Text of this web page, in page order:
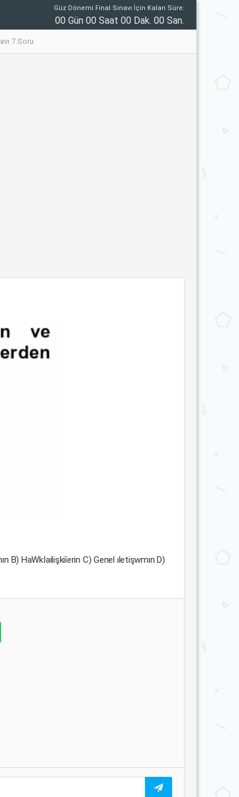
Güz Dönemi Final Sınavı İçin Kalan Süre:
00 Gün 00 Saat 00 Dak. 00 San.
7.Soru
B) HaWkIailişkiîerin C) Genel ıletişwmın D)